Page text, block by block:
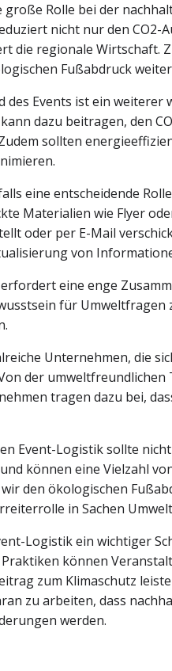
Rolle bei der
nicht nur den
die regionale Wirtschaft.
Fußabdruck
Events ist ein
dazu beitragen, den
sollten
eine entscheidende
Materialien wie Flyer
oder per E-Mail
von
eine enge
für
Unternehmen, die
der
tragen dazu bei,
Event-Logistik sollte
können eine Vielzahl
den ökologischen
in Sachen
Logistik ein wichtiger
können
zum Klimaschutz
zu arbeiten, dass
werden.